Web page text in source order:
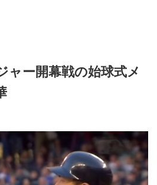
ャー開幕戦の始球式メ